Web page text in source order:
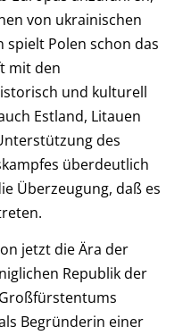
von ukrainischen
spielt Polen schon das
mit den
und kulturell
Estland, Litauen
des
überdeutlich
Überzeugung, daß es
jetzt die Ära der
Republik der
Begründerin einer